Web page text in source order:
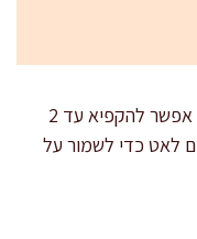
במקרר עד 3 ימים בקופסה סגורה. אפשר להקפיא עד 2
לאט כדי לשמור על